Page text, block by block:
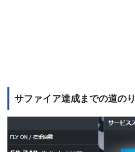
サファイア達成までの道のり